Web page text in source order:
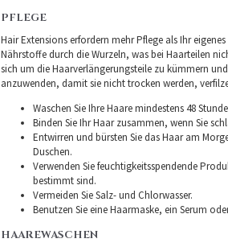
PFLEGE
Hair Extensions erfordern mehr Pflege als Ihr
Nährstoffe durch die Wurzeln, was bei Haarteilen
sich um die Haarverlängerungsteile zu kümmern
anzuwenden, damit sie nicht trocken werden,
Waschen Sie Ihre Haare mindestens 48
Binden Sie Ihr Haar zusammen, wenn Sie
Entwirren und bürsten Sie das Haar am
Duschen.
Verwenden Sie feuchtigkeitsspendende
bestimmt sind.
Vermeiden Sie Salz- und Chlorwasser.
Benutzen Sie eine Haarmaske, ein Serum
HAAREWASCHEN